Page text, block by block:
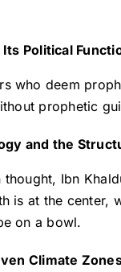
Political
who deem
prophetic
and the
thought, Ibn
is at the center,
on a bowl.
Climate